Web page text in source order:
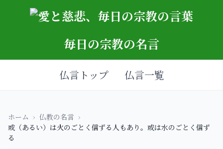
毎日の宗教の名言
仏言トップ 仏言一覧
ホーム › 仏教の名言 ›
或（あるい）は火のごとく信ずる人もあり。或は水のごとく信ず
る